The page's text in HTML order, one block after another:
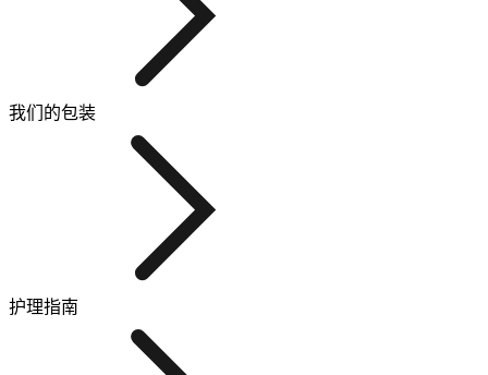
我们的包装
护理指南